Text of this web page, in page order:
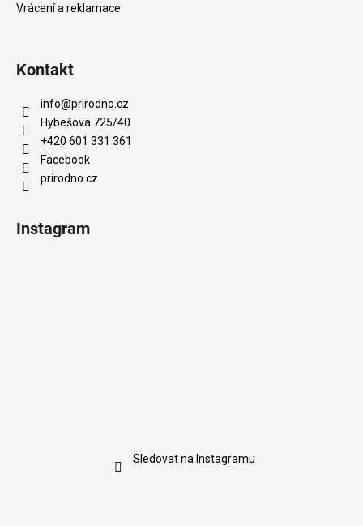
Vrácení a reklamace
Kontakt
info@prirodno.cz
Hybešova 725/40
+420 601 331 361
Facebook
prirodno.cz
Instagram
Sledovat na Instagramu